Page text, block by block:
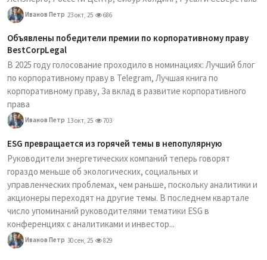
Иванов Петр 23 окт, 25 686
Объявлены победители премии по корпоративному праву
BestCorpLegal
В 2025 году голосование проходило в номинациях: Лучший блог
по корпоративному праву в Telegram, Лучшая книга по
корпоративному праву, За вклад в развитие корпоративного
права
Иванов Петр 13 окт, 25 703
ESG превращается из горячей темы в непопулярную
Руководители энергетических компаний теперь говорят
гораздо меньше об экологических, социальных и
управленческих проблемах, чем раньше, поскольку аналитики и
акционеры переходят на другие темы. В последнем квартале
число упоминаний руководителями тематики ESG в
конференциях с аналитиками и инвестор...
Иванов Петр 30 сен, 25 829